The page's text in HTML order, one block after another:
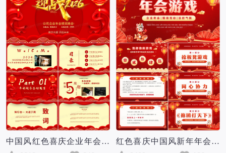
中国风红色喜庆企业年会通用PPT模版
红色喜庆中国风新年年会游戏PPT模板